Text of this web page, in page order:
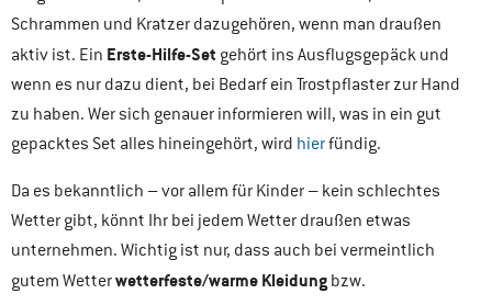
Schrammen und Kratzer dazugehören, wenn man draußen
aktiv ist. Ein Erste-Hilfe-Set gehört ins Ausflugsgepäck und
wenn es nur dazu dient, bei Bedarf ein Trostpflaster zur Hand
zu haben. Wer sich genauer informieren will, was in ein gut
gepacktes Set alles hineingehört, wird hierfündig.
Da es bekanntlich – vor allem für Kinder – kein schlechtes
Wetter gibt, könnt Ihr bei jedem Wetter draußen etwas
unternehmen. Wichtig ist nur, dass auch bei vermeintlich
gutem Wetterwetterfeste/warme Kleidung bzw.